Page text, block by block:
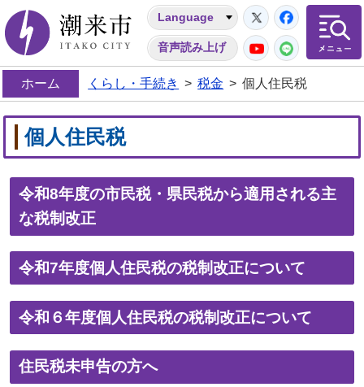
潮来市
Language
音声読み上げ
Twitter
YouTube
LINE
ホーム くらし・手続き > 税金 > 個人住民税
個人住民税
令和8年度の市民税・県民税から適用される主
な税制改正
令和7年度個人住民税の税制改正について
令和６年度個人住民税の税制改正について
住民税未申告の方へ